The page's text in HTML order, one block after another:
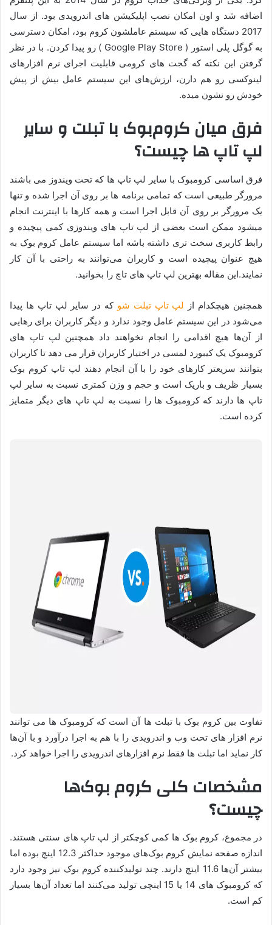
اضافه شد و اون امکان نصب اپلیکیشن های اندرویدی بود. از سال
2017 دستگاه هایی که سیستم عاملشون کروم بود، امکان دسترسی
به گوگل پلی استور ( Google Play Store ) رو پیدا کردن. با در نظر
گرفتن این نکته که گجت های کرومی قابلیت اجرای نرم افزارهای
لینوکسی رو هم دارن، ارزش‌های این سیستم عامل بیش از پیش
خودش رو نشون میده.
فرق میان کروم‌بوک با تبلت و سایر
لپ تاپ ها چیست؟
فرق اساسی کرومبوک با سایر لپ تاپ ها که تحت ویندوز می باشند
مرورگر طبیعی است که تمامی برنامه ها بر روی آن اجرا شده و تنها
یک مرورگر بر روی آن قابل اجرا است و همه کارها با اینترنت انجام
میشود ممکن است بعضی از لپ تاپ های ویندوزی کمی پیچیده و
رابط کاربری سخت تری داشته باشه اما سیستم عامل کروم بوک به
هیچ عنوان پیچیده است و کاربران می‌توانند به راحتی با آن کار
نمایند.این مقاله بهترین لپ تاپ های تاچ را بخوانید.
همچنین هیچکدام از لپ تاپ تبلت شو که در سایر لپ تاپ ها پیدا
می‌شود در این سیستم عامل وجود ندارد و دیگر کاربران برای رهایی
از آن‌ها هیچ اقدامی را انجام نخواهند داد همچنین لپ تاپ های
کرومبوک یک کیبورد لمسی در اختیار کاربران قرار می دهد تا کاربران
بتوانند سریعتر کارهای خود را با آن انجام دهند لپ تاپ کروم بوک
بسیار ظریف و باریک است و حجم و وزن کمتری نسبت به سایر لپ
تاپ ها دارند که کرومبوک ها را نسبت به لپ تاپ های دیگر متمایز
کرده است.
تفاوت بین کروم بوک با تبلت ها آن است که کرومبوک ها می توانند
نرم افزار های تحت وب و اندرویدی را با هم به اجرا درآورد و با آن‌ها
کار نماید اما تبلت ها فقط نرم افزارهای اندرویدی را اجرا خواهد کرد.
مشخصات کلی کروم بوک‌‌ها
چیست؟
در مجموع، کروم بوک ها کمی کوچکتر از لپ تاپ های سنتی هستند.
اندازه صفحه نمایش کروم بوک‌های موجود حداکثر 12.3 اینچ بوده اما
بیشتر آن‌ها 11.6 اینچ دارند. چند تولیدکننده کروم بوک نیز وجود دارد
که کرومبوک های 14 یا 15 اینچی تولید می‌کنند اما تعداد آن‌ها بسیار
کم است.